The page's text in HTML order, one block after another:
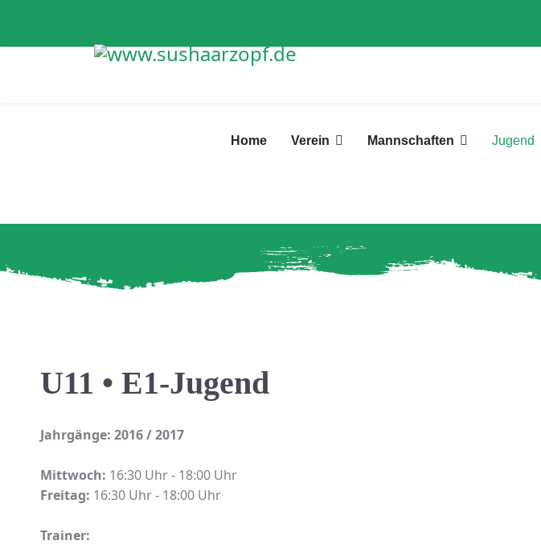
Home Verein Mannschaften Jugend
U11 • E1-Jugend
Jahrgänge: 2016 / 2017
Mittwoch: 16:30 Uhr - 18:00 Uhr
Freitag: 16:30 Uhr - 18:00 Uhr
Trainer: